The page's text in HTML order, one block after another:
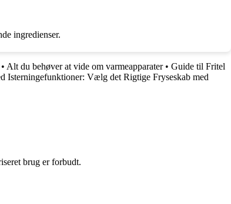
ingredienser.
• Alt du behøver at vide om varmeapparater• Guide til Fritel
Isterningefunktioner: Vælg det Rigtige Fryseskab med
brug er forbudt.